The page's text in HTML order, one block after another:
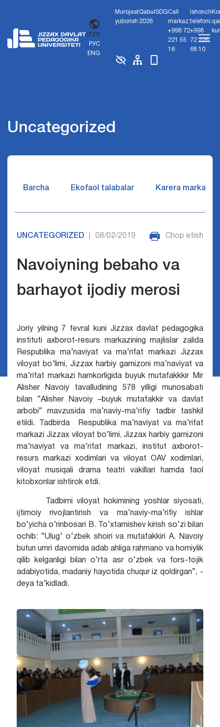
O'ZB
РУС
ENG
Murojaat
yuborish
Qabul
2026
SDGCall
markaz:
+998 72
221 55
16
Ishonch
telefoni:
+998
72 226
68 10
Uncategorized
Barcha Ekofaol talabalar Karera markazi
UNCATEGORIZED 08/02/2019 Chop etish
Navoiyning bebaho va
barhayot ijodiy merosi
Joriy yilning 7 fevral kuni Jizzax davlat pedagogika
instituti axborot-resurs markazining majlislar zalida
Respublika ma’naviyat va ma’rifat markazi Jizzax
viloyat bo‘limi, Jizzax harbiy garnizoni ma’naviyat va
ma’rifat markazi hamkorligida buyuk mutafakkkir Mir
Alisher Navoiy tavalludining 578 yilligi munosabati
bilan “Alisher Navoiy –buyuk mutafakkir va davlat
arbobi” mavzusida ma’naviy-ma’rifiy tadbir tashkil
etildi. Tadbirda Respublika ma’naviyat va ma’rifat
markazi Jizzax viloyat bo‘limi, Jizzax harbiy garnizoni
ma’naviyat va ma’rifat markazi, institut axborot-
resurs markazi xodimlari va viloyat OAV xodimlari,
viloyat musiqali drama teatri vakillari hamda faol
kitobxonlar ishtirok etdi.
Tadbirni viloyat hokimining yoshlar siyosati,
ijtimoiy rivojlantirish va ma’naviy-ma’rifiy ishlar
bo‘yicha o‘rinbosari B. To‘xtamishev kirish so‘zi bilan
ochib: “Ulug‘ o‘zbek shoiri va mutafakkiri A. Navoiy
butun umri davomida adab ahliga rahmano va homiylik
qilib kelganligi bilan o‘rta asr o‘zbek va fors-tojik
adabiyotida, madaniy hayotida chuqur iz qoldirgan”, -
deya ta’kidladi.